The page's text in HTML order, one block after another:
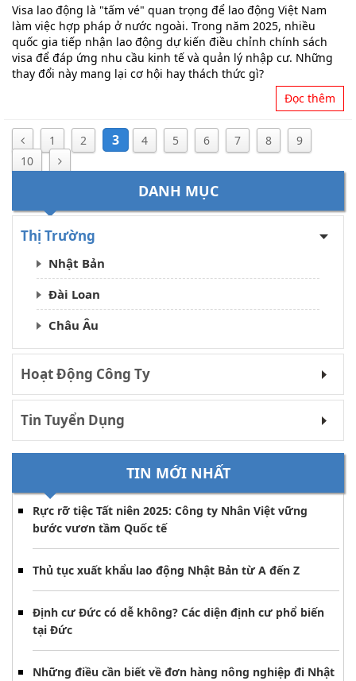
Visa lao động là "tấm vé" quan trọng để lao động Việt Nam
làm việc hợp pháp ở nước ngoài. Trong năm 2025, nhiều
quốc gia tiếp nhận lao động dự kiến điều chỉnh chính sách
visa để đáp ứng nhu cầu kinh tế và quản lý nhập cư. Những
thay đổi này mang lại cơ hội hay thách thức gì?
Đọc thêm
1 2 3 4 5 6 7 8
9
10
DANH MỤC
Thị Trường
Nhật Bản
Đài Loan
Châu Âu
Hoạt Động Công Ty
Tin Tuyển Dụng
TIN MỚI NHẤT
Rực rỡ tiệc Tất niên 2025: Công ty Nhân Việt vững
bước vươn tầm Quốc tế
Thủ tục xuất khẩu lao động Nhật Bản từ A đến Z
Định cư Đức có dễ không? Các diện định cư phổ biến
tại Đức
Những điều cần biết về đơn hàng nông nghiệp đi Nhật